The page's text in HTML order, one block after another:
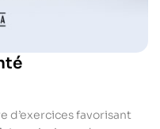
d’exercices favorisant